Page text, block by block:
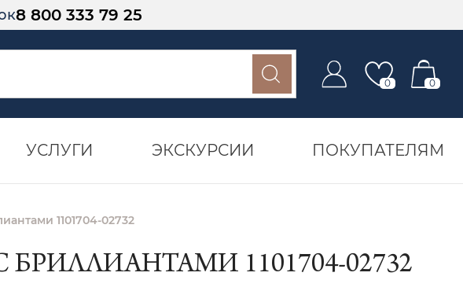
8 800 333 79 25
0 0
УСЛУГИ ЭКСКУРСИИ ПОКУПАТЕЛЯМ
1101704-02732
1101704-02732